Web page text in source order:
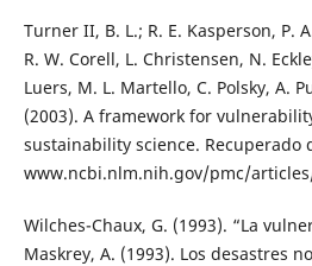
Turner II, B. L.; R. E. Kasperson, P.
R. W. Corell, L. Christensen, N.
Luers, M. L. Martello, C. Polsky, A.
(2003). A framework for
sustainability science. Recuperado
www.ncbi.nlm.nih.gov/pmc/
Wilches-Chaux, G. (1993). “La
Maskrey, A. (1993). Los desastres